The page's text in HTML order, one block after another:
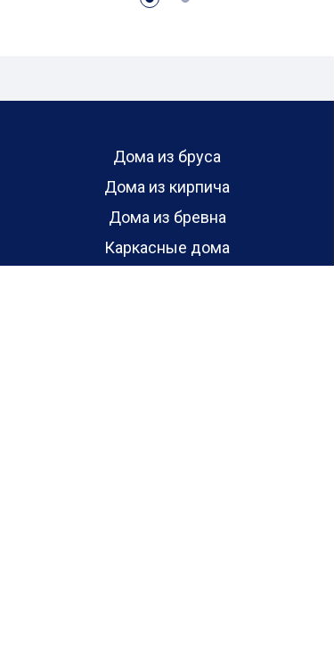
Дома из бруса
Дома из кирпича
Дома из бревна
Каркасные дома